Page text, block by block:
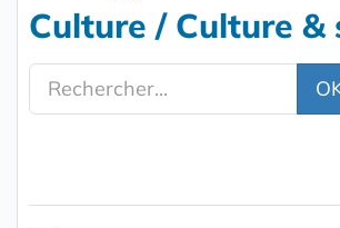
Culture / Culture &